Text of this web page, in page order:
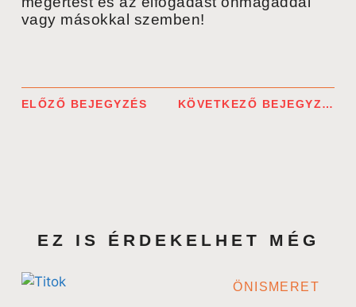
vagy másokkal szemben!
ELŐZŐ BEJEGYZÉS KÖVETKEZŐ BEJEGYZÉS
EZ IS ÉRDEKELHET MÉG
ÖNISMERET